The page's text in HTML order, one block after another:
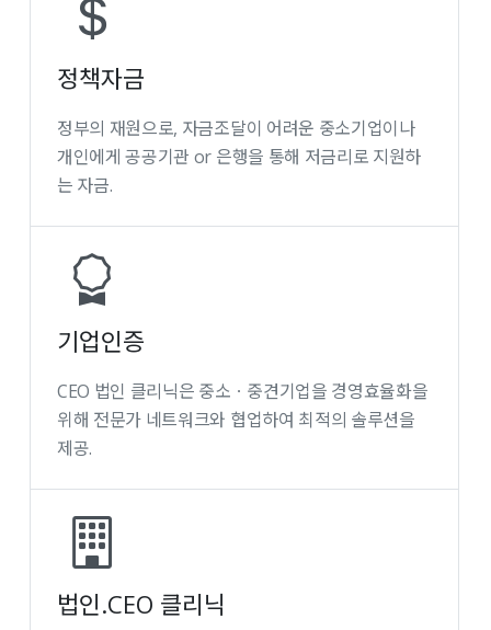
정책자금
정부의 재원으로, 자금조달이 어려운 중소기업이나
개인에게 공공기관 or 은행을 통해 저금리로 지원하
는 자금.
기업인증
CEO 법인 클리닉은 중소ㆍ중견기업을 경영효율화을
위해 전문가 네트워크와 협업하여 최적의 솔루션을
제공.
법인.CEO 클리닉